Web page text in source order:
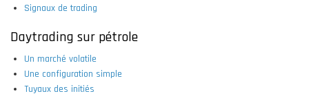
Signaux de trading
Daytrading sur pétrole
Un marché volatile
Une configuration simple
Tuyaux des initiés